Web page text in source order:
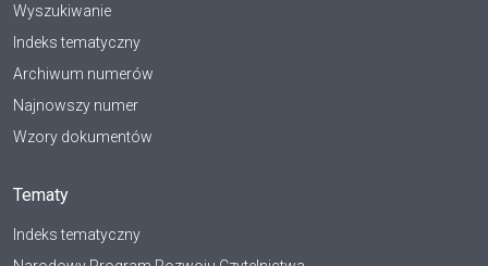
Wyszukiwanie
Indeks tematyczny
Archiwum numerów
Najnowszy numer
Wzory dokumentów
Tematy
Indeks tematyczny